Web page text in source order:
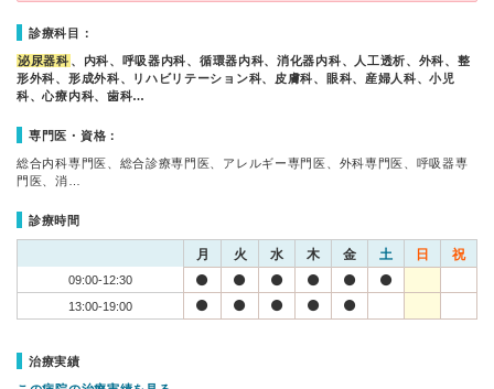
診療科目：
泌尿器科 、内科、呼吸器内科、循環器内科、消化器内科、人工透析、外科、整
形外科、形成外科、リハビリテーション科、皮膚科、眼科、産婦人科、小児
科、心療内科、歯科…
専門医・資格：
総合内科専門医、総合診療専門医、アレルギー専門医、外科専門医、呼吸器専
門医、消…
診療時間
月 火 水 木 金 土 日 祝
09:00-12:30
13:00-19:00
治療実績